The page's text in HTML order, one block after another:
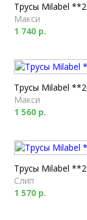
Трусы Milabel
Макси
1 740 р.
Трусы Milabel
Макси
1 560 р.
Трусы Milabel
Слип
1 570 р.